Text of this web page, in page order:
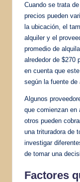
Cuando se trata
precios pueden
la ubicación, el
alquiler y el
promedio de
alrededor de $270
en cuenta que
según la fuente de
Algunos
que comienzan en
otros pueden
una trituradora de
investigar
de tomar una
Factores